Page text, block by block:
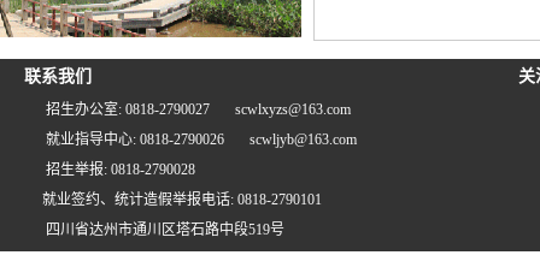
联系我们
招生办公室: 0818-2790027
scwlxyzs@163.com
就业指导中心: 0818-2790026
scwljyb@163.com
招生举报: 0818-2790028
就业签约、统计造假举报电话: 0818-2790101
四川省达州市通川区塔石路中段519号
关